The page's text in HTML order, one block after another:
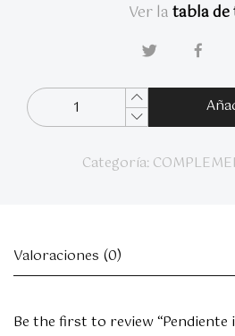
Ver latabla de
Categoría:
Valoraciones (0)
Be the first to review “Pendiente